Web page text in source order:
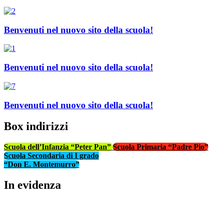
Benvenuti nel nuovo sito della scuola!
Benvenuti nel nuovo sito della scuola!
Benvenuti nel nuovo sito della scuola!
Box indirizzi
Scuola dell’Infanzia “Peter Pan”Scuola Primaria “Padre Pio”
Scuola Secondaria di I grado
“Don E. Montemurro”
In evidenza